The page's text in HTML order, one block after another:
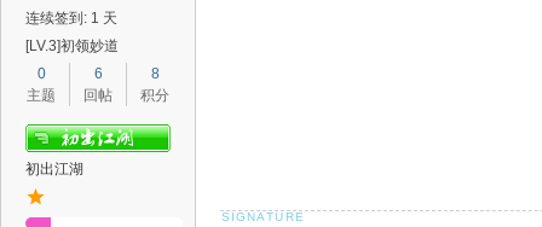
连续签到: 1 天
[LV.3]初领妙道
0
主题
6
回帖
8
积分
初出江湖